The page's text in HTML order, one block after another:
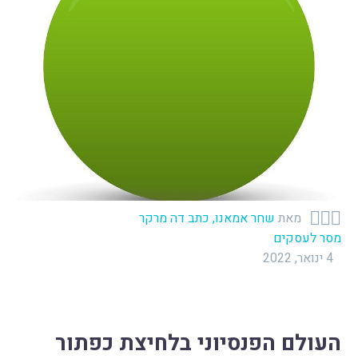
 מאת שחר אמאנו, כתב דה מרקר
מסר לעסקים
4 ינואר, 2022
העולם הפנסיוני בלחיצת כפתור